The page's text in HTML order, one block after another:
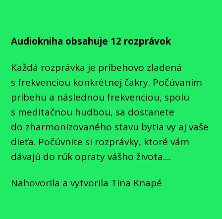
Audiokniha obsahuje 12 rozprávok
Každá rozprávka je príbehovo zladená
s frekvenciou konkrétnej čakry. Počúvaním
príbehu a následnou frekvenciou, spolu
s meditačnou hudbou, sa dostanete
do zharmonizovaného stavu bytia vy aj vaše
dieťa. Počúvnite si rozprávky, ktoré vám
dávajú do rúk opraty vášho života....
Nahovorila a vytvorila Tina Knapé